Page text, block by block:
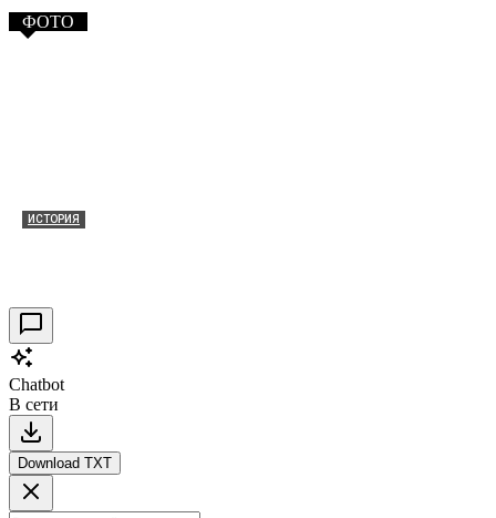
ФОТО
ИСТОРИЯ
Chatbot
В сети
Download TXT